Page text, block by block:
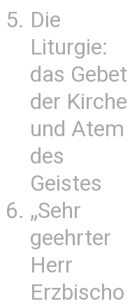
Die
Liturgie:
das Gebet
der Kirche
und Atem
des
Geistes
„Sehr
geehrter
Herr
Erzbischo